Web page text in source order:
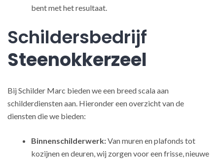
bent met het resultaat.
Schildersbedrijf
Steenokkerzeel
Bij Schilder Marc bieden we een breed scala aan
schilderdiensten aan. Hieronder een overzicht van de
diensten die we bieden:
Binnenschilderwerk:Van muren en plafonds tot
kozijnen en deuren, wij zorgen voor een frisse, nieuwe